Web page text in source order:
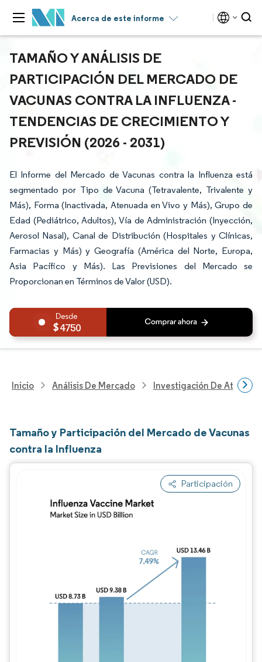
Acerca de este informe
TAMAÑO Y ANÁLISIS DE
PARTICIPACIÓN DEL MERCADO DE
VACUNAS CONTRA LA INFLUENZA -
TENDENCIAS DE CRECIMIENTO Y
PREVISIÓN (2026 - 2031)
El Informe del Mercado de Vacunas contra la Influenza está
segmentado por Tipo de Vacuna (Tetravalente, Trivalente y
Más), Forma (Inactivada, Atenuada en Vivo y Más), Grupo de
Edad (Pediátrico, Adultos), Vía de Administración (Inyección,
Aerosol Nasal), Canal de Distribución (Hospitales y Clínicas,
Farmacias y Más) y Geografía (América del Norte, Europa,
Asia Pacífico y Más). Las Previsiones del Mercado se
Proporcionan en Términos de Valor (USD).
4750
Inicio Análisis De Mercado Investigación De
Tamaño y Participación del Mercado de Vacunas
contra la Influenza
Participación